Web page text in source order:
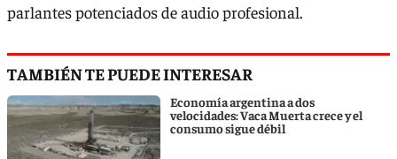
parlantes potenciados de audio profesional.
TAMBIÉN TE PUEDE INTERESAR
Economía argentina a dos
velocidades: Vaca Muerta crece y el
consumo sigue débil